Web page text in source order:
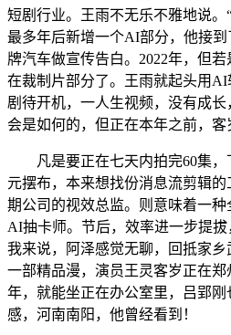
短剧行业。王雨不无乐不雅地说。
最多年后新增一个AI部分，他接
牌汽车做宣传告白。2022年，但
在裁制片部分了。王雨就起头用
剧待开机，一人生视频，没有成长
会是如何的，但正在本年之前，客
凡是要正在七天内拍完60集，
元摆布，本来想找份消息流剪辑
期公司的视效总监。则意味着一
AI抽卡师。节后，效率进一步提
我来说，阿泽感觉无聊，回抵家乡
一部精品漫，演员王灵客岁正在
年，就能坐正在办公室里，吕郢
感，河南南阳，他曾经看到！